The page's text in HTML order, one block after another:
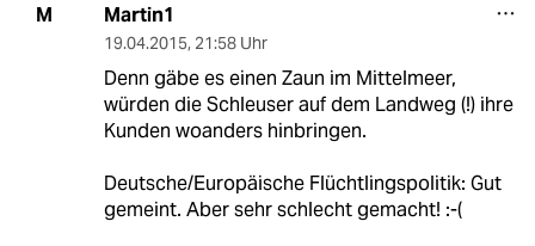
M Martin1
19.04.2015, 21:58 Uhr
Denn gäbe es einen Zaun im Mittelmeer,
würden die Schleuser auf dem Landweg (!) ihre
Kunden woanders hinbringen.
Deutsche/Europäische Flüchtlingspolitik: Gut
gemeint. Aber sehr schlecht gemacht! :-(